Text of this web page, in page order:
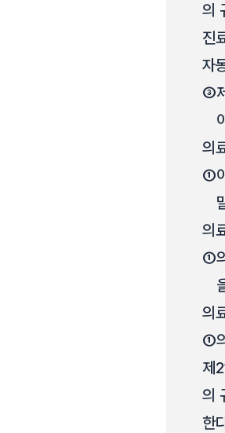
의
진
자
③
의
①
의
①
의
①
제
의
한